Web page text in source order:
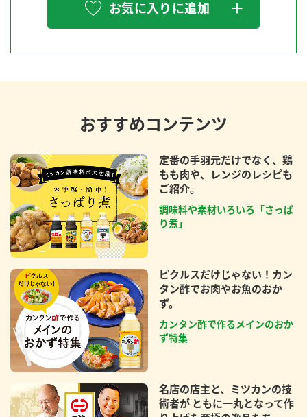
お気に入りに追加
おすすめコンテンツ
定番の手羽元だけでなく、鶏
もも肉や、レンジのレシピも
ご紹介。
調味料や素材いろいろ「さっぱ
り煮」
ピクルスだけじゃない！カン
タン酢でお肉やお魚のおか
ず。
カンタン酢で作るメインのおか
ず特集
名店の店主と、ミツカンの技
術者が ともに一丸となって作